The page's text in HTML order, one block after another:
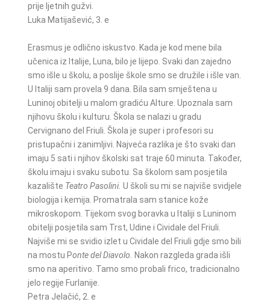
prije ljetnih gužvi.
Luka Matijašević, 3. e
Erasmus je odlično iskustvo. Kada je kod mene bila
učenica iz Italije, Luna, bilo je lijepo. Svaki dan zajedno
smo išle u školu, a poslije škole smo se družile i išle van.
U Italiji sam provela 9 dana. Bila sam smještena u
Luninoj obitelji u malom gradiću Alture. Upoznala sam
njihovu školu i kulturu. Škola se nalazi u gradu
Cervignano del Friuli. Škola je super i profesori su
pristupačni i zanimljivi. Najveća razlika je što svaki dan
imaju 5 sati i njihov školski sat traje 60 minuta. Također,
školu imaju i svaku subotu. Sa školom sam posjetila
kazalište Teatro Pasolini.U školi su mi se najviše svidjele
biologija i kemija. Promatrala sam stanice kože
mikroskopom. Tijekom svog boravka u Italiji s Luninom
obitelji posjetila sam Trst, Udine i Cividale del Friuli.
Najviše mi se svidio izlet u Cividale del Friuli gdje smo bili
na mostu Ponte del Diavolo.
Nakon razgleda grada išli
smo na aperitivo. Tamo smo probali frico, tradicionalno
jelo regije Furlanije.
Petra Jelačić, 2. e